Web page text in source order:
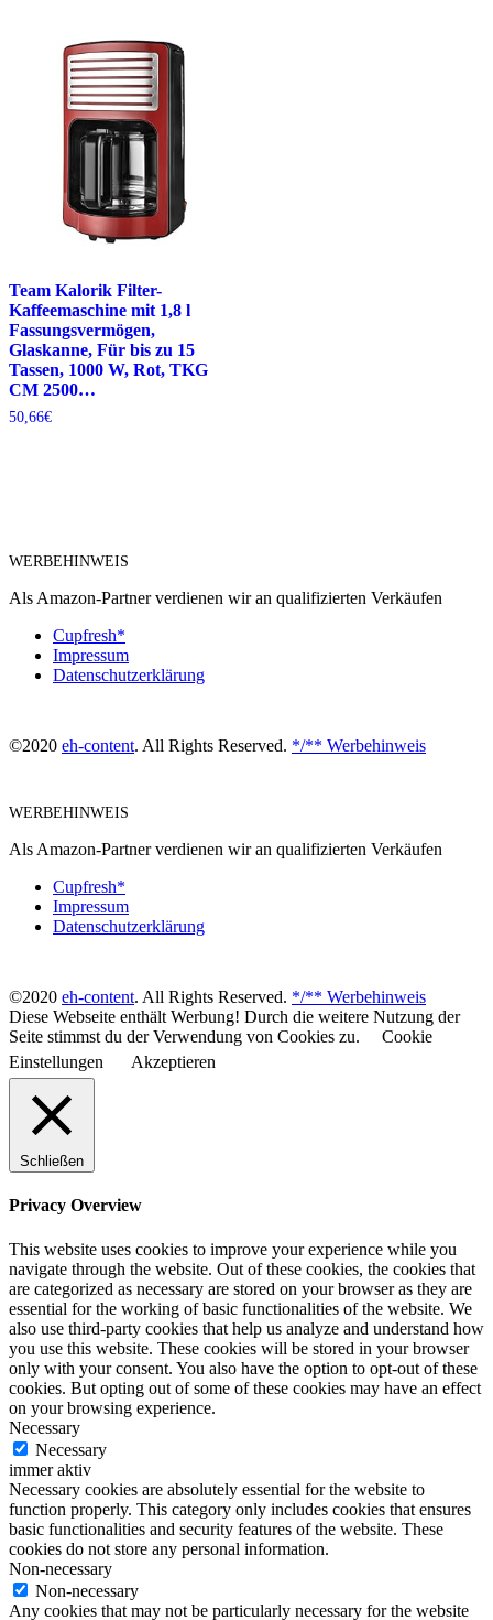
Team Kalorik Filter-
Kaffeemaschine mit 1,8 l
Fassungsvermögen,
Glaskanne, Für bis zu 15
Tassen, 1000 W, Rot, TKG
CM 2500…
50,66€
WERBEHINWEIS
Als Amazon-Partner verdienen wir an qualifizierten Verkäufen
Cupfresh*
Impressum
Datenschutzerklärung
©2020 eh-content. All Rights Reserved. */** Werbehinweis
WERBEHINWEIS
Als Amazon-Partner verdienen wir an qualifizierten Verkäufen
Cupfresh*
Impressum
Datenschutzerklärung
©2020 eh-content. All Rights Reserved. */** Werbehinweis
Diese Webseite enthält Werbung! Durch die weitere Nutzung der
Seite stimmst du der Verwendung von Cookies zu.
Cookie
Einstellungen
Akzeptieren
Schließen
Privacy Overview
This website uses cookies to improve your experience while you
navigate through the website. Out of these cookies, the cookies that
are categorized as necessary are stored on your browser as they are
essential for the working of basic functionalities of the website. We
also use third-party cookies that help us analyze and understand how
you use this website. These cookies will be stored in your browser
only with your consent. You also have the option to opt-out of these
cookies. But opting out of some of these cookies may have an effect
on your browsing experience.
Necessary
Necessary
immer aktiv
Necessary cookies are absolutely essential for the website to
function properly. This category only includes cookies that ensures
basic functionalities and security features of the website. These
cookies do not store any personal information.
Non-necessary
Non-necessary
Any cookies that may not be particularly necessary for the website